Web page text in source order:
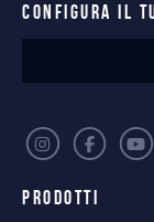
PRODOTTI
CONFIGURA IL